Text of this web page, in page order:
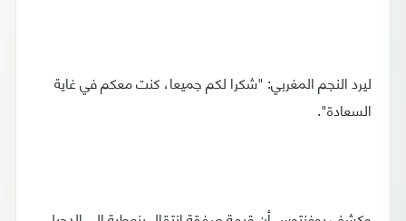
ليرد النجم المغربي: "شكرا لكم جميعا، كنت معكم في غاية
السعادة".